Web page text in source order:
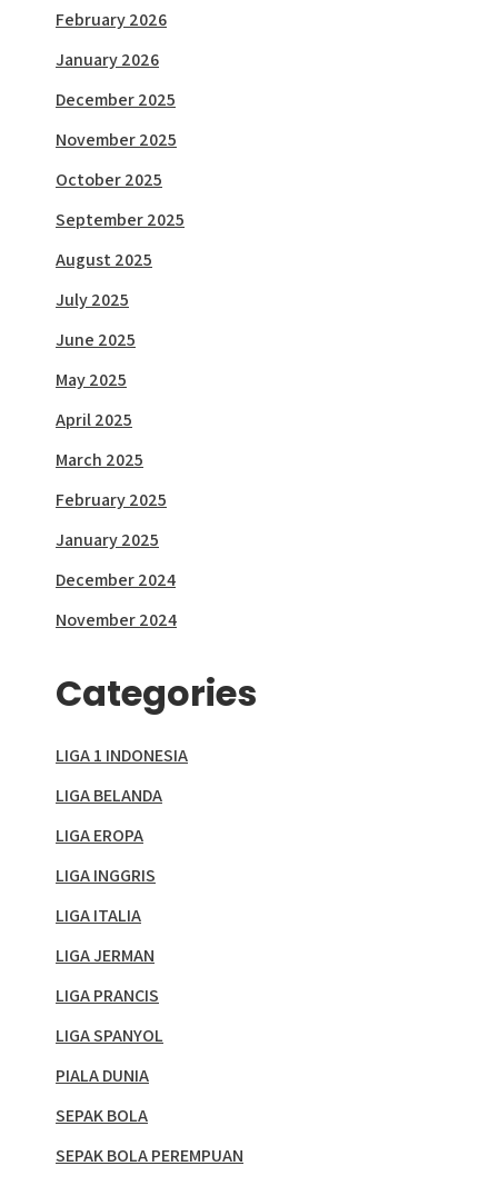
February 2026
January 2026
December 2025
November 2025
October 2025
September 2025
August 2025
July 2025
June 2025
May 2025
April 2025
March 2025
February 2025
January 2025
December 2024
November 2024
Categories
LIGA 1 INDONESIA
LIGA BELANDA
LIGA EROPA
LIGA INGGRIS
LIGA ITALIA
LIGA JERMAN
LIGA PRANCIS
LIGA SPANYOL
PIALA DUNIA
SEPAK BOLA
SEPAK BOLA PEREMPUAN